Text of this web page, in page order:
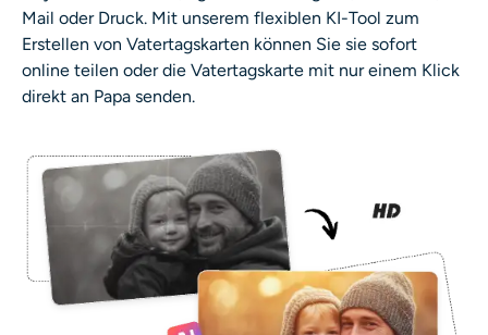
Mail oder Druck. Mit unserem flexiblen KI-Tool zum
Erstellen von Vatertagskarten können Sie sie sofort
online teilen oder die Vatertagskarte mit nur einem Klick
direkt an Papa senden.